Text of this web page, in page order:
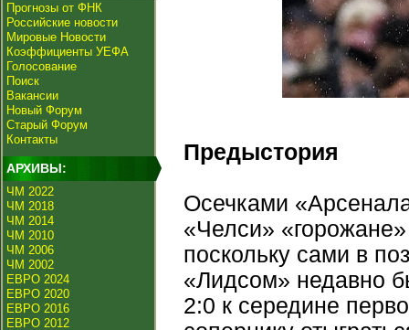
Прогнозы от ФНК
Российские новости
Мировые Новости
Коэффициенты УЕФА
Голосование
Поиск
Вакансии
Новый Форум
Старый Форум
Контакты
АРХИВЫ:
ЧМ 2022
ЧМ 2018
ЧМ 2014
ЧМ 2010
ЧМ 2006
ЧМ 2002
ЕВРО 2024
ЕВРО 2020
ЕВРО 2016
ЕВРО 2012
Предыстория
Осечками
«Челси»
поскольку сами в
«Лидсом» недавно
2:0 к середине